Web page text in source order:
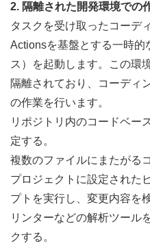
2. 隔離された開発環境での
タスクを受け取ったコーデ
Actionsを基盤とする一時的
ス）を起動します。この環
隔離されており、コーディ
の作業を行います。
リポジトリ内のコードベー
定する。
複数のファイルにまたがる
プロジェクトに設定された
プトを実行し、変更内容を
リンターなどの解析ツール
クする。